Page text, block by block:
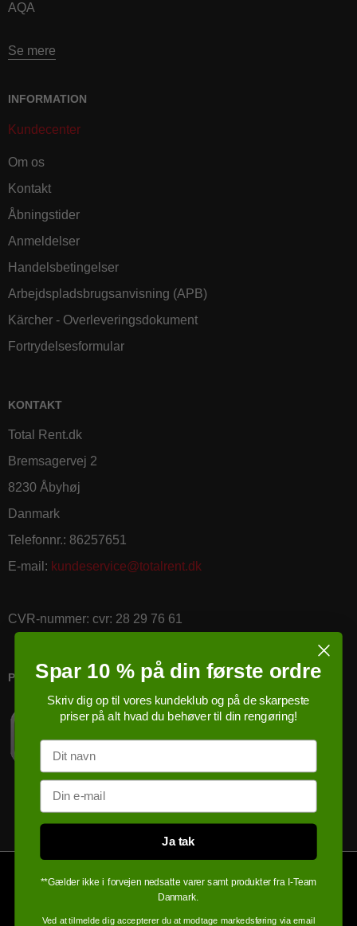
AQA
Se mere
INFORMATION
Kundecenter
Om os
Kontakt
Åbningstider
Anmeldelser
Handelsbetingelser
Arbejdspladsbrugsanvisning (APB)
Kärcher - Overleveringsdokument
Fortrydelsesformular
KONTAKT
Total Rent.dk
Bremsagervej 2
8230 Åbyhøj
Danmark
Telefonnr.: 86257651
E-mail : kundeservice@totalrent.dk
CVR-nummer: cvr: 28 29 76 61
PRICERUNNER KØBSGARANTI
Spar 10 % på din første ordre
Skriv dig op til vores kundeklub og på de skarpeste
priser på alt hvad du behøver til din rengøring!
Navn
Email
Ja tak
**Gælder ikke i forvejen nedsatte varer samt produkter fra I-Team
Danmark.
Ved at tilmelde dig accepterer du at modtage markedsføring via email